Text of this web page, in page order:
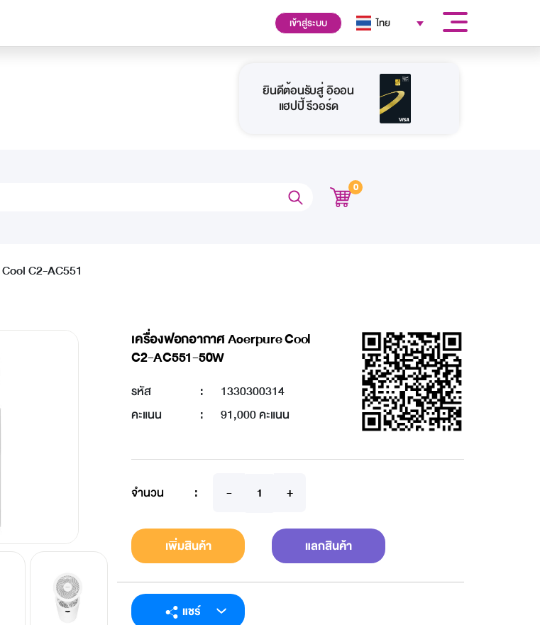
เข้าสู่ระบบ ไทย
ยินดีต้อนรับสู่ อิออน
แฮปปี้ รีวอร์ด
0
C2-AC551
เครื่องฟอกอากาศ Acerpure Cool
C2-AC551-50W
รหัส :
1330300314
คะแนน
: 91,000 คะแนน
จำนวน :
เพิ่มสินค้า แลกสินค้า
แชร์